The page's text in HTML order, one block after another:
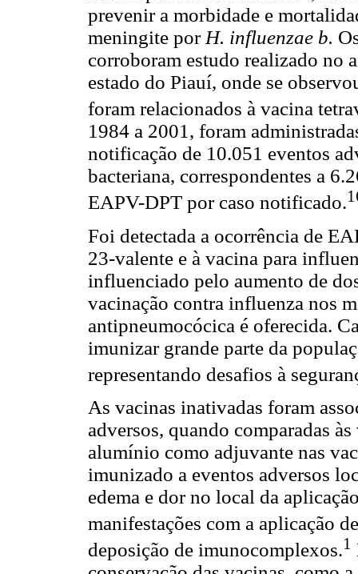
prevenir a morbidade e
meningite por H. influenzae b.
corroboram estudo realizado no
estado do Piauí, onde se
foram relacionados à vacina
1984 a 2001, foram
notificação de 10.051 eventos
bacteriana, correspondentes a
EAPV-DPT por caso notificado.
Foi detectada a ocorrência de
23-valente e à vacina para
influenciado pelo aumento de
vacinação contra influenza nos
antipneumocócica é oferecida.
imunizar grande parte da
representando desafios à
As vacinas inativadas foram
adversos, quando comparadas
alumínio como adjuvante nas
imunizado a eventos adversos
edema e dor no local da
manifestações com a aplicação
deposição de imunocomplexos.1